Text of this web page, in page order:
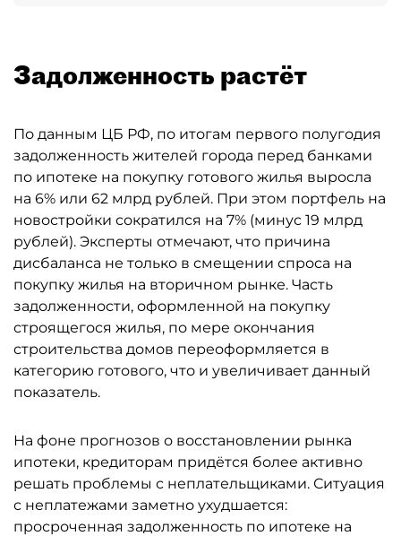
Задолженность растёт
По данным ЦБ РФ, по итогам первого полугодия
задолженность жителей города перед банками
по ипотеке на покупку готового жилья выросла
на 6% или 62 млрд рублей. При этом портфель на
новостройки сократился на 7% (минус 19 млрд
рублей). Эксперты отмечают, что причина
дисбаланса не только в смещении спроса на
покупку жилья на вторичном рынке. Часть
задолженности, оформленной на покупку
строящегося жилья, по мере окончания
строительства домов переоформляется в
категорию готового, что и увеличивает данный
показатель.
На фоне прогнозов о восстановлении рынка
ипотеки, кредиторам придётся более активно
решать проблемы с неплательщиками. Ситуация
с неплатежами заметно ухудшается:
просроченная задолженность по ипотеке на